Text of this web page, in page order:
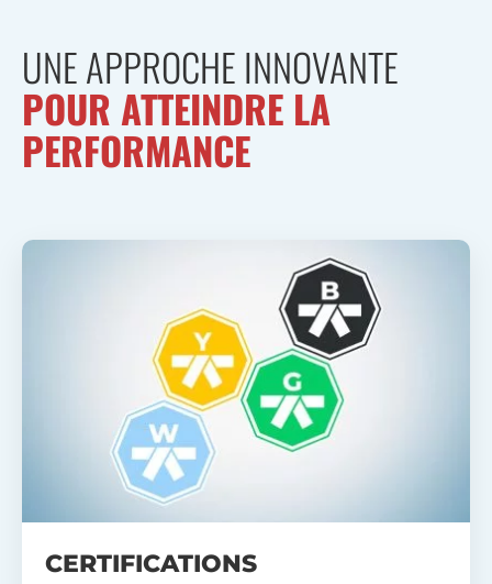
UNE APPROCHE INNOVANTE
POUR ATTEINDRE LA
PERFORMANCE
CERTIFICATIONS